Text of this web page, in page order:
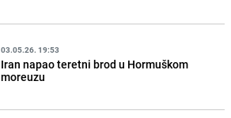
03.05.26. 19:53
Iran napao teretni brod u Hormuškom
moreuzu